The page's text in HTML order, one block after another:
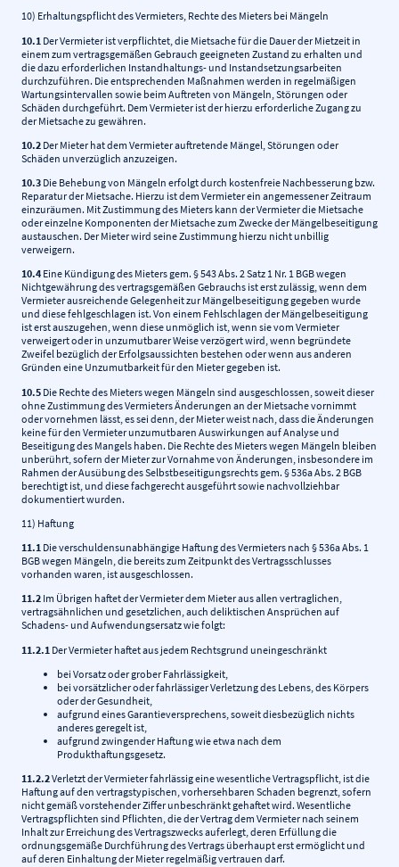
10) Erhaltungspflicht des Vermieters, Rechte des Mieters bei Mängeln
10.1 Der Vermieter ist verpflichtet, die Mietsache für die Dauer der Mietzeit in
einem zum vertragsgemäßen Gebrauch geeigneten Zustand zu erhalten und
die dazu erforderlichen Instandhaltungs- und Instandsetzungsarbeiten
durchzuführen. Die entsprechenden Maßnahmen werden in regelmäßigen
Wartungsintervallen sowie beim Auftreten von Mängeln, Störungen oder
Schäden durchgeführt. Dem Vermieter ist der hierzu erforderliche Zugang zu
der Mietsache zu gewähren.
10.2 Der Mieter hat dem Vermieter auftretende Mängel, Störungen oder
Schäden unverzüglich anzuzeigen.
10.3 Die Behebung von Mängeln erfolgt durch kostenfreie Nachbesserung bzw.
Reparatur der Mietsache. Hierzu ist dem Vermieter ein angemessener Zeitraum
einzuräumen. Mit Zustimmung des Mieters kann der Vermieter die Mietsache
oder einzelne Komponenten der Mietsache zum Zwecke der Mängelbeseitigung
austauschen. Der Mieter wird seine Zustimmung hierzu nicht unbillig
verweigern.
10.4 Eine Kündigung des Mieters gem. § 543 Abs. 2 Satz 1 Nr. 1 BGB wegen
Nichtgewährung des vertragsgemäßen Gebrauchs ist erst zulässig, wenn dem
Vermieter ausreichende Gelegenheit zur Mängelbeseitigung gegeben wurde
und diese fehlgeschlagen ist. Von einem Fehlschlagen der Mängelbeseitigung
ist erst auszugehen, wenn diese unmöglich ist, wenn sie vom Vermieter
verweigert oder in unzumutbarer Weise verzögert wird, wenn begründete
Zweifel bezüglich der Erfolgsaussichten bestehen oder wenn aus anderen
Gründen eine Unzumutbarkeit für den Mieter gegeben ist.
10.5 Die Rechte des Mieters wegen Mängeln sind ausgeschlossen, soweit dieser
ohne Zustimmung des Vermieters Änderungen an der Mietsache vornimmt
oder vornehmen lässt, es sei denn, der Mieter weist nach, dass die Änderungen
keine für den Vermieter unzumutbaren Auswirkungen auf Analyse und
Beseitigung des Mangels haben. Die Rechte des Mieters wegen Mängeln bleiben
unberührt, sofern der Mieter zur Vornahme von Änderungen, insbesondere im
Rahmen der Ausübung des Selbstbeseitigungsrechts gem. § 536a Abs. 2 BGB
berechtigt ist, und diese fachgerecht ausgeführt sowie nachvollziehbar
dokumentiert wurden.
11) Haftung
11.1 Die verschuldensunabhängige Haftung des Vermieters nach § 536a Abs. 1
BGB wegen Mängeln, die bereits zum Zeitpunkt des Vertragsschlusses
vorhanden waren, ist ausgeschlossen.
11.2 Im Übrigen haftet der Vermieter dem Mieter aus allen vertraglichen,
vertragsähnlichen und gesetzlichen, auch deliktischen Ansprüchen auf
Schadens- und Aufwendungsersatz wie folgt:
11.2.1 Der Vermieter haftet aus jedem Rechtsgrund uneingeschränkt
bei Vorsatz oder grober Fahrlässigkeit,
bei vorsätzlicher oder fahrlässiger Verletzung des Lebens, des Körpers
oder der Gesundheit,
aufgrund eines Garantieversprechens, soweit diesbezüglich nichts
anderes geregelt ist,
aufgrund zwingender Haftung wie etwa nach dem
Produkthaftungsgesetz.
11.2.2Verletzt der Vermieter fahrlässig eine wesentliche Vertragspflicht, ist die
Haftung auf den vertragstypischen, vorhersehbaren Schaden begrenzt, sofern
nicht gemäß vorstehender Ziffer unbeschränkt gehaftet wird. Wesentliche
Vertragspflichten sind Pflichten, die der Vertrag dem Vermieter nach seinem
Inhalt zur Erreichung des Vertragszwecks auferlegt, deren Erfüllung die
ordnungsgemäße Durchführung des Vertrags überhaupt erst ermöglicht und
auf deren Einhaltung der Mieter regelmäßig vertrauen darf.